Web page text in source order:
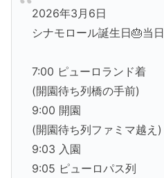
2026年3月6日
シナモロール誕生日🎂当日
7:00 ピューロランド着
(開園待ち列橋の手前)
9:00 開園
(開園待ち列ファミマ越え)
9:03 入園
9:05 ピューロパス列